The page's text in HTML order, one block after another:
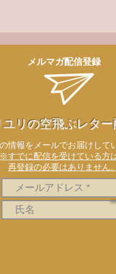
メルマガ配信登録
ユリの空飛ぶレター
情報をメールでお届けして
※すでに配信を受けている方は
再登録の必要はありません。